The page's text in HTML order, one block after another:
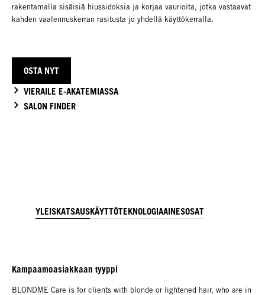
rakentamalla sisäisiä hiussidoksia ja korjaa vaurioita, jotka vastaavat
kahden vaalennuskerran rasitusta jo yhdellä käyttökerralla.
OSTA NYT
VIERAILE E-AKATEMIASSA
SALON FINDER
YLEISKATSAUSKÄYTTÖTEKNOLOGIAAINESOSAT
Kampaamoasiakkaan tyyppi
BLONDME Care is for clients with blonde or lightened hair, who are in